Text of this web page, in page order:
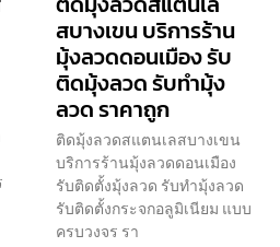
สบางเขน บริการร้าน
มุ้งลวดดอนเมือง รับ
ติดมุ้งลวด รับทำมุ้ง
ลวด ราคาถูก
ติดมุ้งลวดสแตนเลสบางเขน
บริการร้านมุ้งลวดดอนเมือง
รับติดตั้งมุ้งลวด รับทำมุ้งลวด
รับติดตั้งกระจกอลูมิเนียม แบบ
ครบวงจร รา